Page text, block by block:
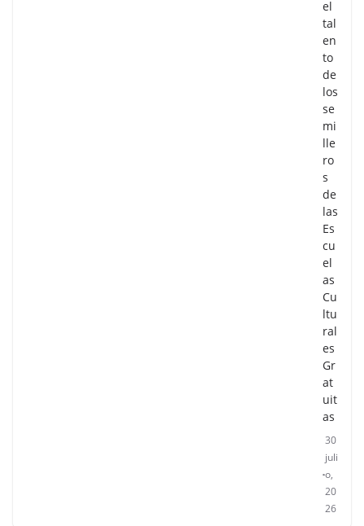
el
tal
en
to
de
los
se
mi
lle
ro
s
de
las
Es
cu
el
as
Cu
ltu
ral
es
Gr
at
uit
as
30
juli
o,
20
26